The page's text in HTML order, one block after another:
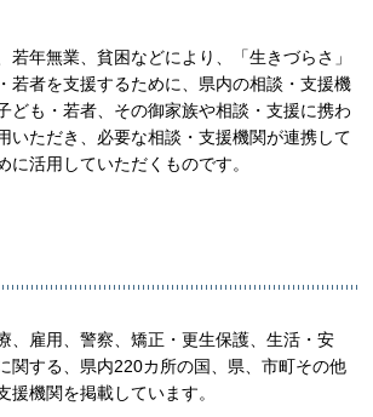
若年無業、貧困などにより、「生きづらさ」
若者を支援するために、県内の相談・支援機
ども・若者、その御家族や相談・支援に携わ
いただき、必要な相談・支援機関が連携して
に活用していただくものです。
、雇用、警察、矯正・更生保護、生活・安
関する、県内220カ所の国、県、市町その他
援機関を掲載しています。